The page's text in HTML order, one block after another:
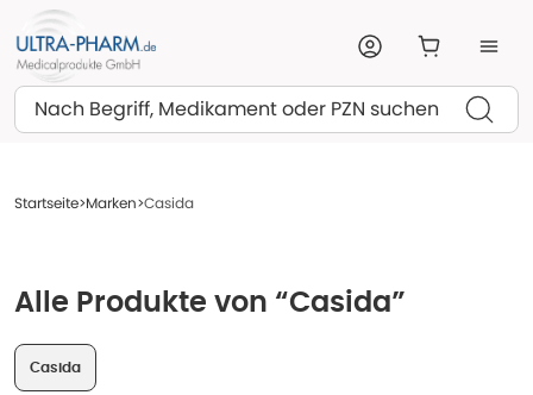
Suchen
Startseite Marken Casida
Alle Produkte von “Casida”
Casida